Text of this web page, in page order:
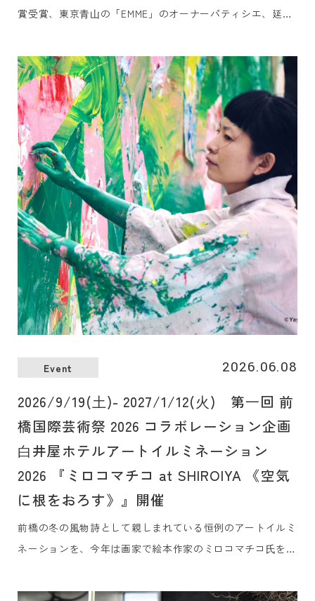
賞受賞、東京⻘⼭の「EMME」のオーナーパティシエ、延命
井屋ザ・レストラン」のヘッドシェフ、⽚⼭ひろとの⼀夜限
りの贅沢なコラボレーションディナーをご提供します。群⾺
の⼤⾃然の恵みを知り尽くした⽚⼭の料理「上州キュイジー
ヌ」と延命寺⽒による⾷材の組み合わせの妙を⽣かした記憶
に残る「アシェットデセール（その場でつくる⽫盛りデザー
ト）」を、ライブ感あふれるオープンキッチンにてお楽しみ
いただきます。共に『ゴ・エ・ミヨ』に毎年掲載されている
パティシエとシェフのコラボレーションを通じて、この⽇、
この場所だけで味わえる、かけがえのないひとときをご堪能
ください。
Event 2026.06.08
2026/9/19(⼟)- 2027/1/12(⽕) 第⼀回 前
橋国際芸術祭 2026 コラボレーション企画
⽩井屋ホテルアートイルミネーション
2026 『ミロコマチコ at SHIROIYA 《空気
に根をおろす》』開催
前橋の冬の⾵物詩として親しまれている恒例のアートイルミ
ネーションを、今年は画家で絵本作家のミロコマチコ⽒を奄
なかで初開催される『第⼀回 前橋国際芸術祭 2026』のプロ